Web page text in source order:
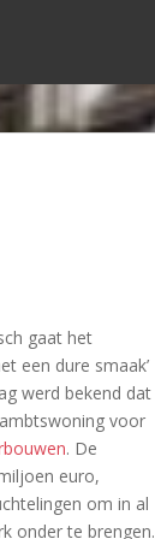
gaat het
een dure smaak’
werd bekend dat
voor
. De
euro,
om in al
onder te brengen.